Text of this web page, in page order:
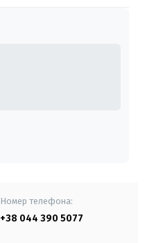
Номер телефона:
+38 044 390 5077